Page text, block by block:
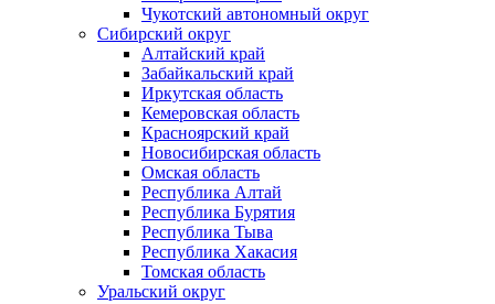
Чукотский автономный округ
Сибирский округ
Алтайский край
Забайкальский край
Иркутская область
Кемеровская область
Красноярский край
Новосибирская область
Омская область
Республика Алтай
Республика Бурятия
Республика Тыва
Республика Хакасия
Томская область
Уральский округ